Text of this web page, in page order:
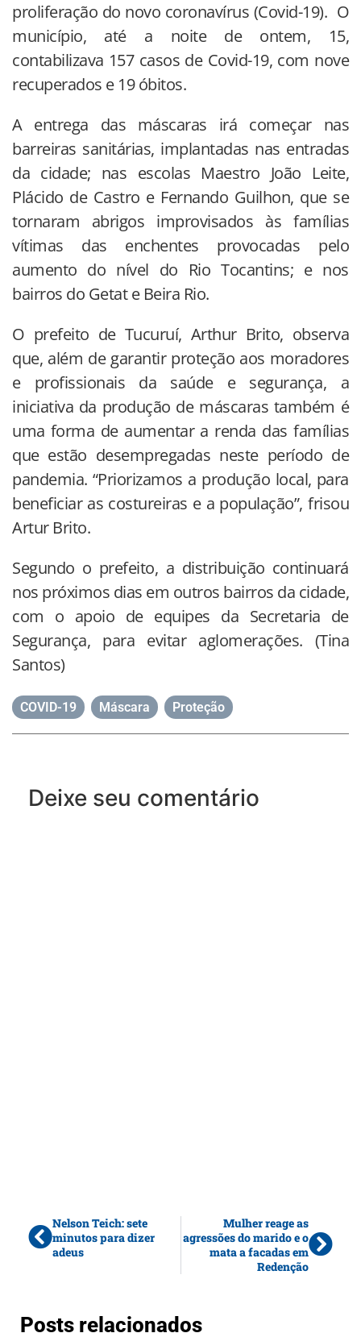
proliferação do novo coronavírus (Covid-19). O
município, até a noite de ontem, 15,
contabilizava 157 casos de Covid-19, com nove
recuperados e 19 óbitos.
A entrega das máscaras irá começar nas
barreiras sanitárias, implantadas nas entradas
da cidade; nas escolas Maestro João Leite,
Plácido de Castro e Fernando Guilhon, que se
tornaram abrigos improvisados às famílias
vítimas das enchentes provocadas pelo
aumento do nível do Rio Tocantins; e nos
bairros do Getat e Beira Rio.
O prefeito de Tucuruí, Arthur Brito, observa
que, além de garantir proteção aos moradores
e profissionais da saúde e segurança, a
iniciativa da produção de máscaras também é
uma forma de aumentar a renda das famílias
que estão desempregadas neste período de
pandemia. “Priorizamos a produção local, para
beneficiar as costureiras e a população”, frisou
Artur Brito.
Segundo o prefeito, a distribuição continuará
nos próximos dias em outros bairros da cidade,
com o apoio de equipes da Secretaria de
Segurança, para evitar aglomerações. (Tina
Santos)
COVID-19 Máscara Proteção
Deixe seu comentário
Nelson Teich: sete
minutos para dizer
adeus
Mulher reage as
agressões do marido e o
mata a facadas em
Redenção
Posts relacionados